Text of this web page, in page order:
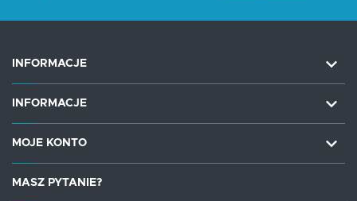
INFORMACJE
INFORMACJE
MOJE KONTO
MASZ PYTANIE?